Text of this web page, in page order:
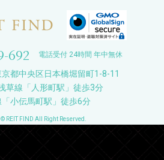
692 電話受付 24時間 年中無休
都中央区日本橋堀留町1-8-11
草線「人形町駅」徒歩3分
「小伝馬町駅」徒歩6分
REIT FIND All Right Reserved.